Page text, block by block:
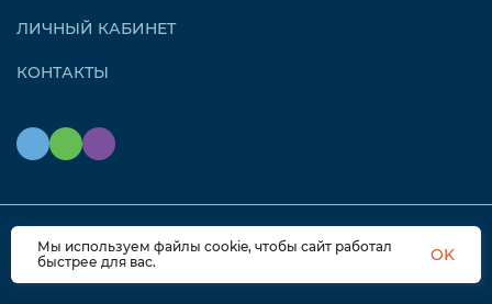
ЛИЧНЫЙ КАБИНЕТ
КОНТАКТЫ
© 2026 OZONAIR.RU. Все права защищены
Мы используем файлы cookie, чтобы сайт работал
быстрее для вас.
OK